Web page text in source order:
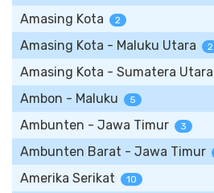
Amasing Kota 2
Amasing Kota - Maluku Utara 2
Amasing Kota - Sumatera Utara
Ambon - Maluku 5
Ambunten - Jawa Timur 3
Ambunten Barat - Jawa Timur
Amerika Serikat 10